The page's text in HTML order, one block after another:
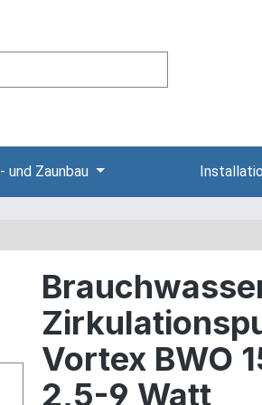
und Zaunbau
Vortex BWO
2,5-9 Watt